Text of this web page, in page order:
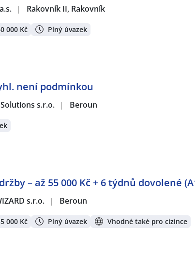
| Rakovník II, Rakovník
000 Kč Plný úvazek
není podmínkou
s.r.o. | Beroun
– až 55 000 Kč + 6 týdnů dovolené
s.r.o. | Beroun
000 Kč Plný úvazek Vhodné také pro cizince